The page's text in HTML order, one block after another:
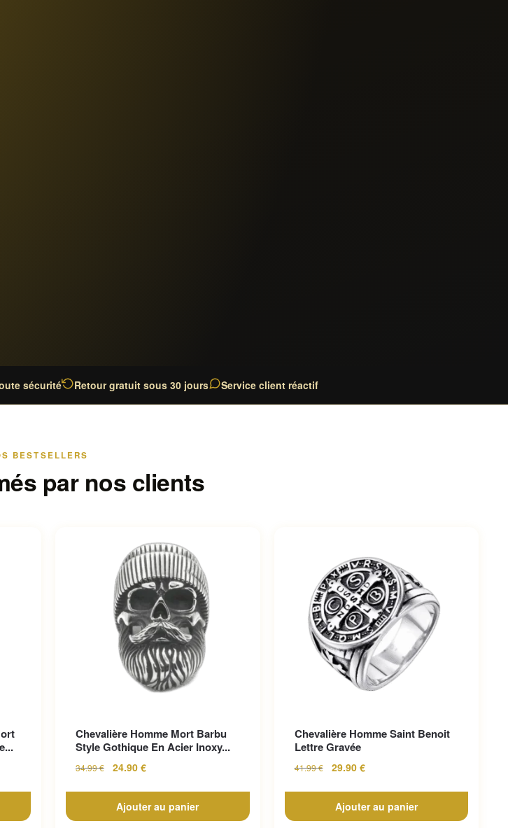
sécurité Retour gratuit sous 30 jours Service client réactif
BESTSELLERS
par nos clients
Chevalière Homme Mort Barbu
Style Gothique En Acier Inoxy...
34.99€ 24.90 €
Ajouter au panier
Chevalière Homme Saint Benoit
Lettre Gravée
41.99€ 29.90 €
Ajouter au panier